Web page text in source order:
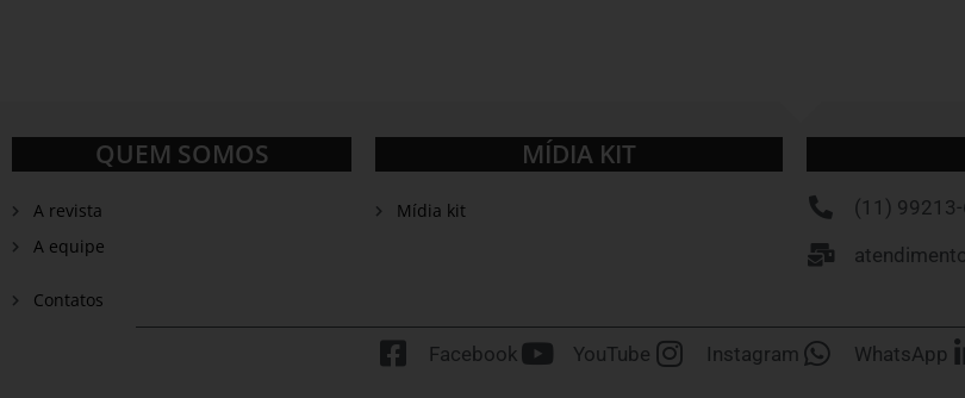
QUEM SOMOS
A revista
A equipe
Contatos
MÍDIA KIT
Mídia kit
(11)
Facebook YouTube Instagram WhatsApp